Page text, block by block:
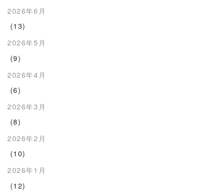
2026年6月
(13)
2026年5月
(9)
2026年4月
(6)
2026年3月
(8)
2026年2月
(10)
2026年1月
(12)